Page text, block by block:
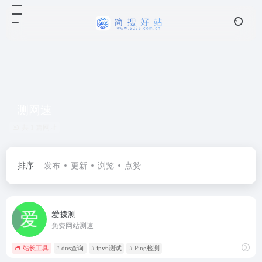
排序 发布 更新 浏览 点赞
爱拨测
免费网站测速
站长工具 # dns查询 # ipv6测试 # Ping检测